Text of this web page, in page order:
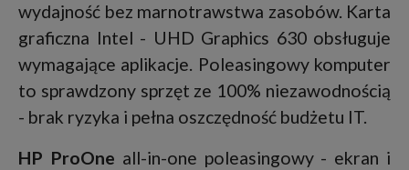
wydajność bez marnotrawstwa zasobów. Karta
graficzna Intel - UHD Graphics 630 obsługuje
wymagające aplikacje. Poleasingowy komputer
to sprawdzony sprzęt ze 100% niezawodnością
- brak ryzyka i pełna oszczędność budżetu IT.
HP ProOne all-in-one poleasingowy - ekran i